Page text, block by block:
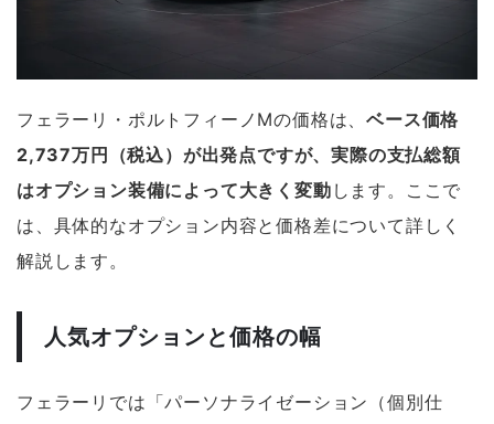
フェラーリ・ポルトフィーノMの価格は、ベース価格
2,737万円（税込）が出発点ですが、実際の支払総額
はオプション装備によって大きく変動 します。ここで
は、具体的なオプション内容と価格差について詳しく
解説します。
人気オプションと価格の幅
フェラーリでは「パーソナライゼーション（個別仕